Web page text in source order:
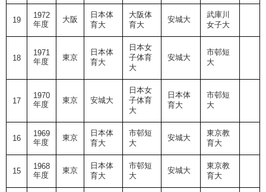
19
1972
年度
大阪
日本体
育大
大阪体
育大
安城大
武庫川
女子大
18
1971
年度
東京
日本体
育大
日本女
子体育
大
安城大
市邨短
大
17
1970
年度
東京 安城大
日本女
子体育
大
日本体
育大
市邨短
大
16
1969
年度
東京
日本体
育大
市邨短
大
安城大
東京教
育大
15
1968
年度
東京
日本体
育大
市邨短
大
安城大
東京教
育大